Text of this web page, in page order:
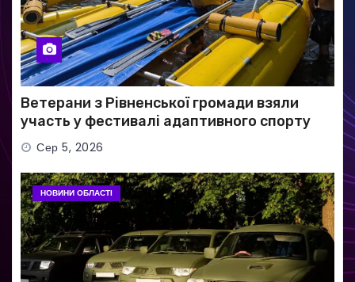
Ветерани з Рівненської громади взяли
участь у фестивалі адаптивного спорту
Сер 5, 2026
НОВИНИ ОБЛАСТІ